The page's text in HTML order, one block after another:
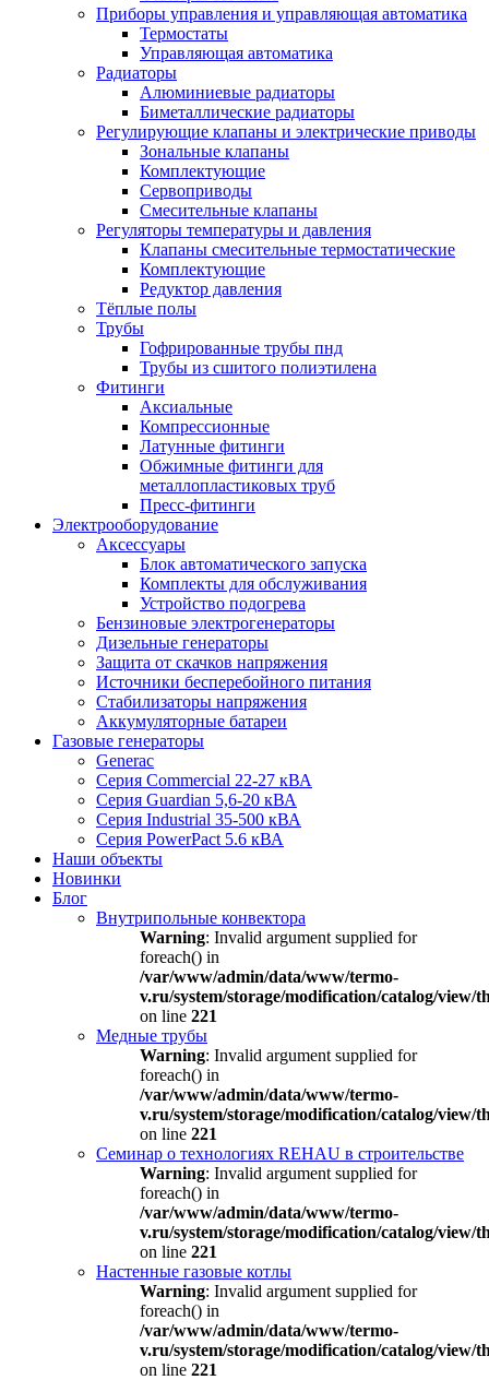
Приборы управления и управляющая автоматика
Термостаты
Управляющая автоматика
Радиаторы
Алюминиевые радиаторы
Биметаллические радиаторы
Регулирующие клапаны и электрические приводы
Зональные клапаны
Комплектующие
Сервоприводы
Смесительные клапаны
Регуляторы температуры и давления
Клапаны смесительные термостатические
Комплектующие
Редуктор давления
Тёплые полы
Трубы
Гофрированные трубы пнд
Трубы из сшитого полиэтилена
Фитинги
Аксиальные
Компрессионные
Латунные фитинги
Обжимные фитинги для
металлопластиковых труб
Пресс-фитинги
Электрооборудование
Аксессуары
Блок автоматического запуска
Комплекты для обслуживания
Устройство подогрева
Бензиновые электрогенераторы
Дизельные генераторы
Защита от скачков напряжения
Источники бесперебойного питания
Стабилизаторы напряжения
Аккумуляторные батареи
Газовые генераторы
Generac
Серия Commercial 22-27 кВА
Серия Guardian 5,6-20 кВА
Серия Industrial 35-500 кВА
Серия PowerPact 5.6 кВА
Наши объекты
Новинки
Блог
Внутрипольные конвектора
Warning: Invalid argument supplied for
foreach() in
/var/www/admin/data/www/termo-
v.ru/system/storage/modification/catalog/view/
on line 221
Медные трубы
Warning: Invalid argument supplied for
foreach() in
/var/www/admin/data/www/termo-
v.ru/system/storage/modification/catalog/view/
on line 221
Семинар о технологиях REHAU в строительстве
Warning: Invalid argument supplied for
foreach() in
/var/www/admin/data/www/termo-
v.ru/system/storage/modification/catalog/view/
on line 221
Настенные газовые котлы
Warning: Invalid argument supplied for
foreach() in
/var/www/admin/data/www/termo-
v.ru/system/storage/modification/catalog/view/
on line 221